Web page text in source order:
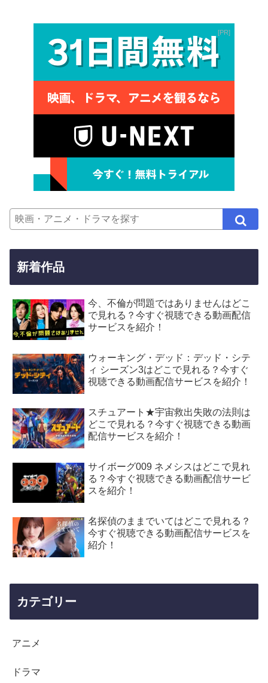
PR
新着作品
今、不倫が問題ではありませんはどこ
で見れる？今すぐ視聴できる動画配信
サービスを紹介！
ウォーキング・デッド：デッド・シテ
ィ シーズン3はどこで見れる？今すぐ
視聴できる動画配信サービスを紹介！
スチュアート★宇宙救出失敗の法則は
どこで見れる？今すぐ視聴できる動画
配信サービスを紹介！
サイボーグ009 ネメシスはどこで見れ
る？今すぐ視聴できる動画配信サービ
スを紹介！
名探偵のままでいてはどこで見れる？
今すぐ視聴できる動画配信サービスを
紹介！
カテゴリー
アニメ
ドラマ